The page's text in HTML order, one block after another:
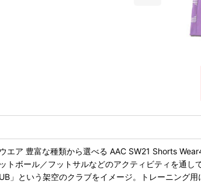
エア 豊富な種類から選べる AAC SW21 Shorts
トボール／フットサルなどのアクティビティを通
」という架空のクラブをイメージ。トレーニング用